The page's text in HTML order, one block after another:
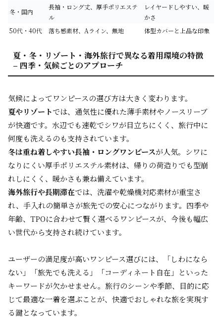
冬・国内
長袖・ロング丈、厚手ポリエステ
ル
レイヤードしやすい、暖
かさ
50代・40代
落ち感素材、Aライン、無地 体型カバーと上品な印象
夏・冬・リゾート・海外旅行で異なる着用環境の特徴
– 四季・気候ごとのアプローチ
気候によってワンピースの選び方は大きく変わります。
夏やリゾートでは、通気性に優れた薄手素材やノースリーブ
が快適です。水辺でも速乾でシワが目立ちにくく、旅行中に
何度も洗えるのも支持されています。
冬は重ね着しやすい長袖・ロングワンピースが人気。シワに
なりにくい厚手ポリエステル素材は、帰りの荷造りでも型崩
れしにくく、暖かさも兼ね備えています。
海外旅行や長期滞在では、洗濯や乾燥機対応素材が重宝さ
れ、手入れの簡単さが旅先での安心につながります。四季や
年齢、TPOに合わせて賢く選べるワンピースが、今後も幅広
い世代から支持され続けています。
ユーザーの満足度が高いワンピース選びには、「しわになら
ない」「旅先でも洗える」「コーディネート自在」といった
キーワードが欠かせません。旅行のシーンや季節、目的に応
じて最適な一着を選ぶことが、快適でおしゃれな旅を実現す
る鍵となっています。